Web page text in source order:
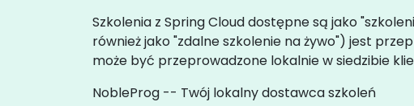
Szkolenia z Spring Cloud dostępne są jako
również jako "zdalne szkolenie na żywo") jest
może być przeprowadzone lokalnie w siedzibie
NobleProg -- Twój lokalny dostawca szkoleń